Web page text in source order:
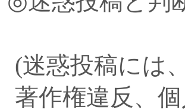
(迷惑投稿には
著作権違反、